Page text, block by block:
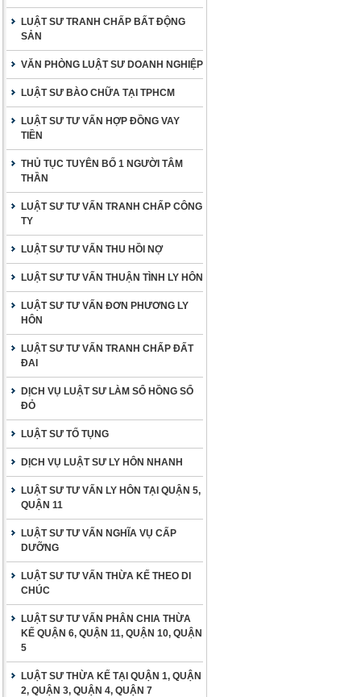
LUẬT SƯ TRANH CHẤP BẤT ĐỘNG
SẢN
VĂN PHÒNG LUẬT SƯ DOANH NGHIỆP
LUẬT SƯ BÀO CHỮA TẠI TPHCM
LUẬT SƯ TƯ VẤN HỢP ĐỒNG VAY
TIỀN
THỦ TỤC TUYÊN BỐ 1 NGƯỜI TÂM
THẦN
LUẬT SƯ TƯ VẤN TRANH CHẤP CÔNG
TY
LUẬT SƯ TƯ VẤN THU HỒI NỢ
LUẬT SƯ TƯ VẤN THUẬN TÌNH LY HÔN
LUẬT SƯ TƯ VẤN ĐƠN PHƯƠNG LY
HÔN
LUẬT SƯ TƯ VẤN TRANH CHẤP ĐẤT
ĐAI
DỊCH VỤ LUẬT SƯ LÀM SỔ HỒNG SỔ
ĐỎ
LUẬT SƯ TỐ TỤNG
DỊCH VỤ LUẬT SƯ LY HÔN NHANH
LUẬT SƯ TƯ VẤN LY HÔN TẠI QUẬN 5,
QUẬN 11
LUẬT SƯ TƯ VẤN NGHĨA VỤ CẤP
DƯỠNG
LUẬT SƯ TƯ VẤN THỪA KẾ THEO DI
CHÚC
LUẬT SƯ TƯ VẤN PHÂN CHIA THỪA
KẾ QUẬN 6, QUẬN 11, QUẬN 10, QUẬN
5
LUẬT SƯ THỪA KẾ TẠI QUẬN 1, QUẬN
2, QUẬN 3, QUẬN 4, QUẬN 7